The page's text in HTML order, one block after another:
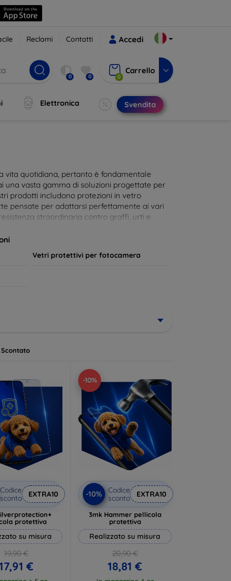
Reclami Contatti Accedi
0 0 0
Carrello
Elettronica Svendita
vita quotidiana, pertanto è fondamentale
vasta gamma di soluzioni progettate per
prodotti includono protezioni in vetro
pensate per adattarsi perfettamente ai vari
straordinaria contro graffi, urti e
lungo.
Vetri protettivi per fotocamera
Scontato
Codice
sconto
EXTRA10
protettiva
su misura
19,90 €
€
-10%
-10%
Codice
sconto
EXTRA10
3mk Hammer pellicola
protettiva
Realizzato su misura
20,90 €
18,81 €